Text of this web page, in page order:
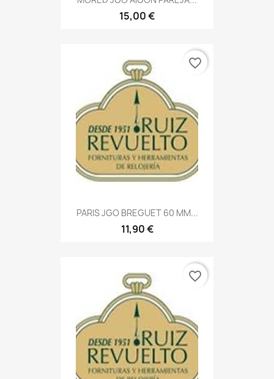
15,00 €
PARIS JGO BREGUET 60 MM...
11,90 €
favorite_border
favorite_border